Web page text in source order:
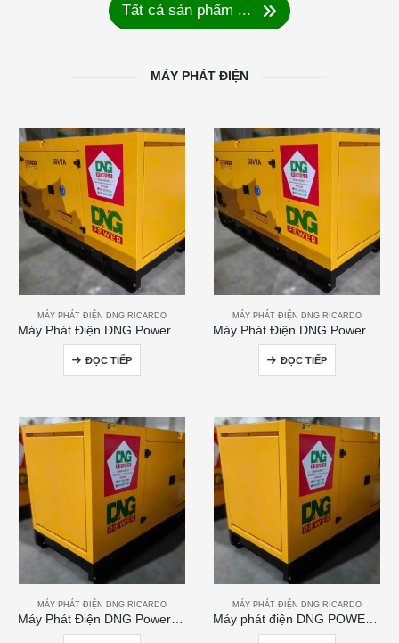
Tất cả sản phẩm ...
MÁY PHÁT ĐIỆN
MÁY PHÁT ĐIỆN DNG RICARDO
ĐỌC TIẾP
MÁY PHÁT ĐIỆN DNG RICARDO
ĐỌC TIẾP
MÁY PHÁT ĐIỆN DNG RICARDO
Máy Phát Điện DNG Power 200kVA
MÁY PHÁT ĐIỆN DNG RICARDO
Máy phát điện DNG POWER 50kVA